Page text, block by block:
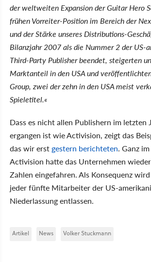
der weltweiten Expansion der Guitar Hero
frühen Vorreiter-Position im Bereich der
und der Stärke unseres Distributions-
Bilanzjahr 2007 als die Nummer 2 der US-
Third-Party Publisher beendet, steigerten
Marktanteil in den USA und
Group, zwei der zehn in den USA meist
Spieletitel.«
Dass es nicht allen Publishern im letzten
ergangen ist wie Activision, zeigt das
das wir erst gestern berichteten. Ganz
Activision hatte das Unternehmen
Zahlen eingefahren. Als Konsequenz
jeder fünfte Mitarbeiter der US-
Niederlassung entlassen.
Artikel News Volker Stuckmann